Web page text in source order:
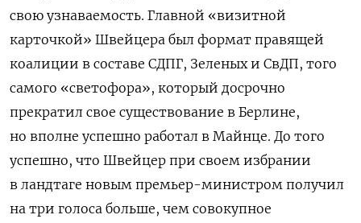
свою узнаваемость. Главной «визитной
карточкой» Швейцера был формат правящей
коалиции в составе СДПГ, Зеленых и СвДП, того
самого «светофора», который досрочно
прекратил свое существование в Берлине,
но вполне успешно работал в Майнце. До того
успешно, что Швейцер при своем избрании
в ландтаге новым премьер-министром получил
на три голоса больше, чем совокупное